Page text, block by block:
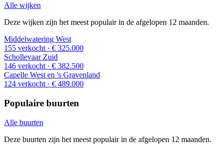
Alle wijken
Deze wijken zijn het meest populair in de afgelopen 12 maanden.
Middelwatering West
155 verkocht · € 325.000
Schollevaar Zuid
146 verkocht · € 382.500
Capelle West en 's Gravenland
124 verkocht · € 489.000
Populaire buurten
Alle buurten
Deze buurten zijn het meest populair in de afgelopen 12 maanden.